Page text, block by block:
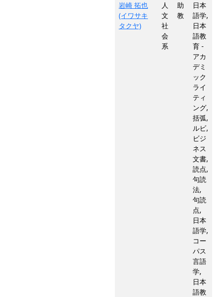
岩崎 拓也
(イワサキ
タクヤ)
人
文
社
会
系
助
教
日本
語学,
日本
語教
育 -
アカ
デミ
ック
ライ
ティ
ング,
括弧,
ルビ,
ビジ
ネス
文書,
読点,
句読
法,
句読
点,
日本
語学,
コー
パス
言語
学,
日本
語教